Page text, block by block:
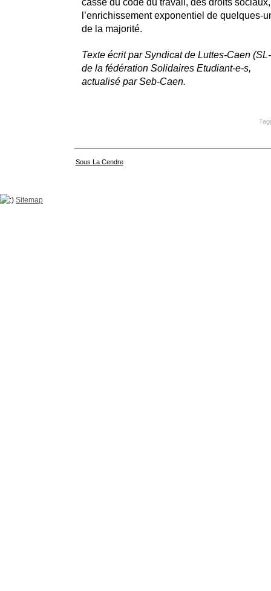
l’enrichissement exponentiel de quelques-
de la majorité.
Texte écrit par Syndicat de Luttes-Caen
de la fédération Solidaires Etudiant-e-s,
actualisé par Seb-Caen.
Sous La Cendre
Sitemap